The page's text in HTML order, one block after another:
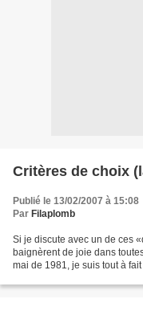
Critères de choix
Publié le 13/02/2007 à 15:08
Par Filaplomb
Si je discute avec un de ces
baignèrent de joie dans
mai de 1981, je suis tout à